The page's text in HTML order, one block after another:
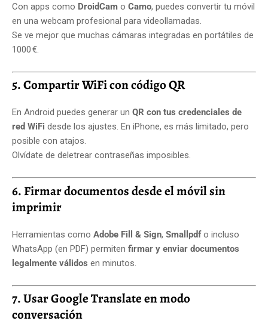
Con apps como DroidCam o Camo, puedes convertir tu móvil
en una webcam profesional para videollamadas.
Se ve mejor que muchas cámaras integradas en portátiles de
1000 €.
5. Compartir WiFi con código QR
En Android puedes generar un QR con tus credenciales de
red WiFi desde los ajustes. En iPhone, es más limitado, pero
posible con atajos.
Olvídate de deletrear contraseñas imposibles.
6. Firmar documentos desde el móvil sin
imprimir
Herramientas como Adobe Fill & Sign, Smallpdfo incluso
WhatsApp (en PDF) permiten firmar y enviar documentos
legalmente válidos en minutos.
7. Usar Google Translate en modo
conversación